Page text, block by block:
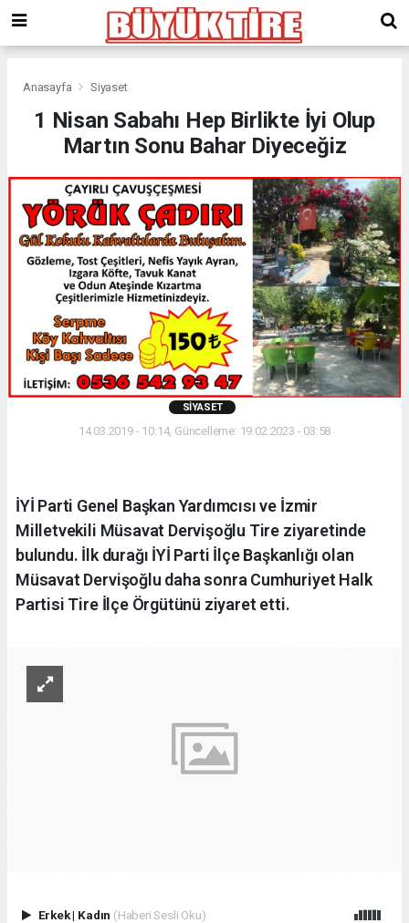
giriş
kingroyal
Anasayfa Siyaset
1 Nisan Sabahı Hep Birlikte İyi Olup
Martın Sonu Bahar Diyeceğiz
SIYASET
14.03.2019 - 10:14, Güncelleme: 19.02.2023 - 03:58
İYİ Parti Genel Başkan Yardımcısı ve İzmir
Milletvekili Müsavat Dervişoğlu Tire ziyaretinde
bulundu. İlk durağı İYİ Parti İlçe Başkanlığı olan
Müsavat Dervişoğlu daha sonra Cumhuriyet Halk
Partisi Tire İlçe Örgütünü ziyaret etti.
Erkek| Kadın (Haberi Sesli Oku)